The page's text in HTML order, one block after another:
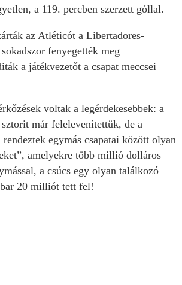
a 119. percben szerzett góllal.
az Atléticót a Libertadores-
fenyegették meg
a játékvezetőt a csapat meccsei
voltak a legérdekesebbek: a
már felelevenítettük, de a
egymás csapatai között olyan
amelyekre több millió dolláros
a csúcs egy olyan találkozó
20 milliót tett fel!